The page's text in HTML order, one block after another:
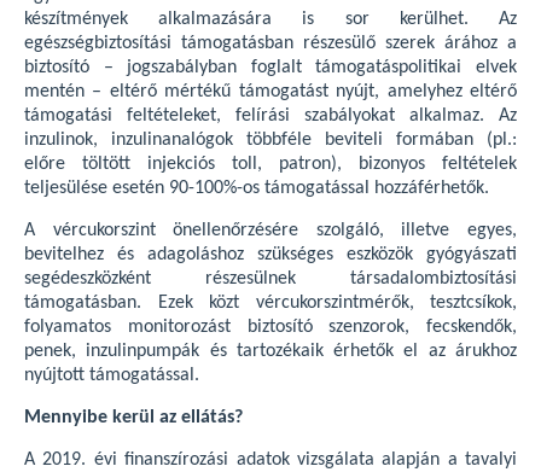
készítmények alkalmazására is sor kerülhet. Az
egészségbiztosítási támogatásban részesülő szerek árához a
biztosító – jogszabályban foglalt támogatáspolitikai elvek
mentén – eltérő mértékű támogatást nyújt, amelyhez eltérő
támogatási feltételeket, felírási szabályokat alkalmaz. Az
inzulinok, inzulinanalógok többféle beviteli formában (pl.:
előre töltött injekciós toll, patron), bizonyos feltételek
teljesülése esetén 90-100%-os támogatással hozzáférhetők.
A vércukorszint önellenőrzésére szolgáló, illetve egyes,
bevitelhez és adagoláshoz szükséges eszközök gyógyászati
segédeszközként részesülnek társadalombiztosítási
támogatásban. Ezek közt vércukorszintmérők, tesztcsíkok,
folyamatos monitorozást biztosító szenzorok, fecskendők,
penek, inzulinpumpák és tartozékaik érhetők el az árukhoz
nyújtott támogatással.
Mennyibe kerül az ellátás?
A 2019. évi finanszírozási adatok vizsgálata alapján a tavalyi